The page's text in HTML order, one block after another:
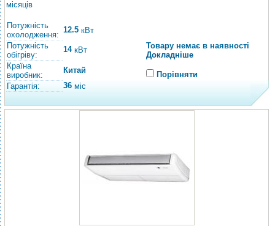
місяців
Потужність
охолодження:
12.5 кВт
Потужність
обігріву:
14кВт
Країна
виробник:
Китай
Гарантія:
36 міс
Товару немає в наявності
Докладніше
Порівняти